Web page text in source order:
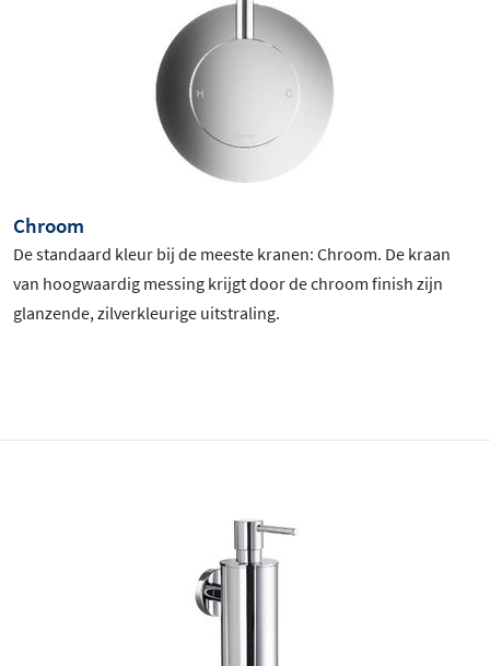
Chroom
De standaard kleur bij de meeste kranen: Chroom. De kraan
van hoogwaardig messing krijgt door de chroom finish zijn
glanzende, zilverkleurige uitstraling.